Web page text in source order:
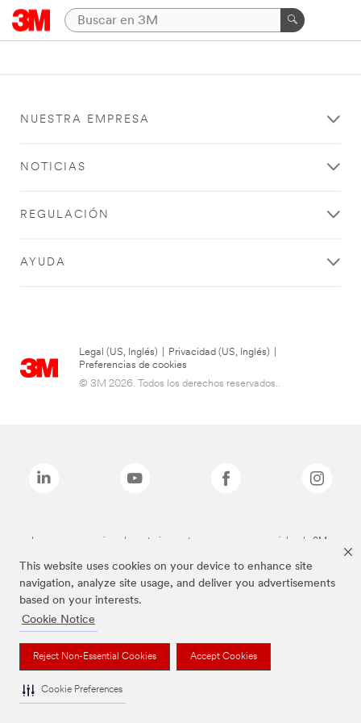
This website uses cookies on your device to enhance site
navigation, analyze site usage, and deliver you advertisements
based on your interests.
Cookie Notice
Reject Non-Essential Cookies Accept Cookies
Cookie Preferences
NUESTRA EMPRESA
NOTICIAS
REGULACIÓN
AYUDA
Legal (US, Inglés) Privacidad (US, Inglés)
Preferencias de cookies
© 3M 2026. Todos los derechos reservados..
Las marcas mencionadas anteriormente son marcas comerciales de 3M.